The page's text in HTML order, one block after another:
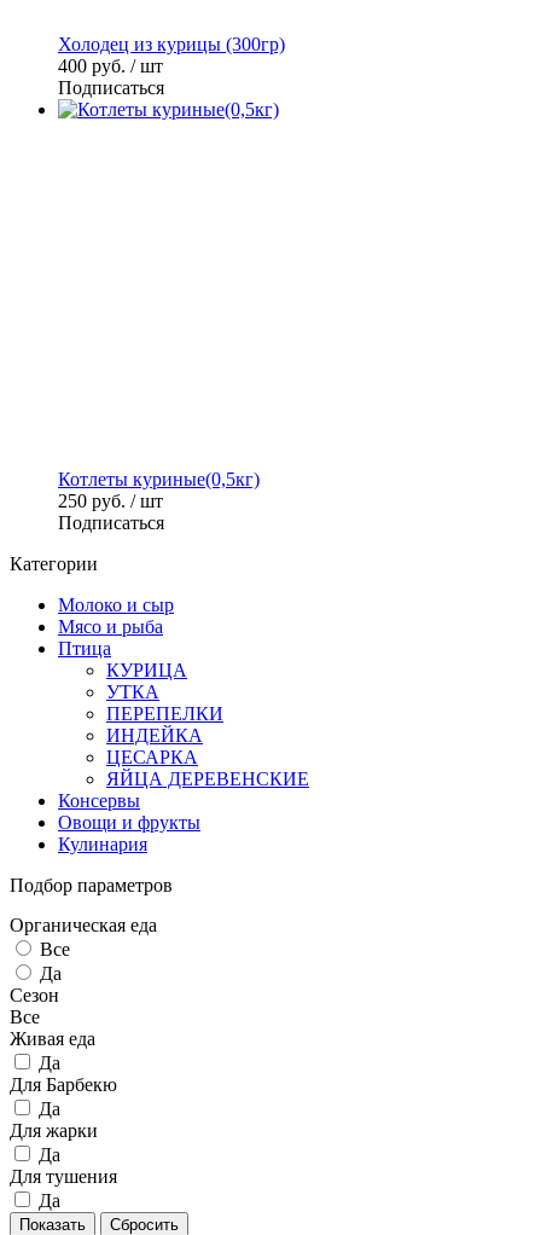
Холодец из курицы (300гр)
400 руб. / шт
Подписаться
Котлеты куриные(0,5кг)
250 руб. / шт
Подписаться
Категории
Молоко и сыр
Мясо и рыба
Птица
КУРИЦА
УТКА
ПЕРЕПЕЛКИ
ИНДЕЙКА
ЦЕСАРКА
ЯЙЦА ДЕРЕВЕНСКИЕ
Консервы
Овощи и фрукты
Кулинария
Подбор параметров
Органическая еда
Все
Да
Сезон
Все
Живая еда
Да
Для Барбекю
Да
Для жарки
Да
Для тушения
Да
Показать